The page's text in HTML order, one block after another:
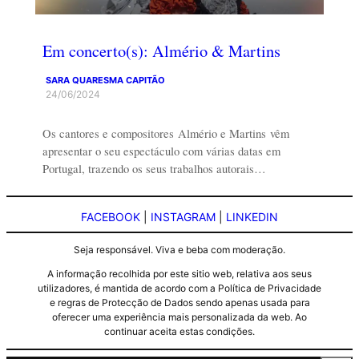
Em concerto(s): Almério & Martins
SARA QUARESMA CAPITÃO
24/06/2024
Os cantores e compositores Almério e Martins vêm
apresentar o seu espectáculo com várias datas em
Portugal, trazendo os seus trabalhos autorais…
FACEBOOK INSTAGRAM LINKEDIN
Seja responsável. Viva e beba com moderação.
A informação recolhida por este sitio web, relativa aos seus
utilizadores, é mantida de acordo com a Política de Privacidade
e regras de Protecção de Dados sendo apenas usada para
oferecer uma experiência mais personalizada da web. Ao
continuar aceita estas condições.